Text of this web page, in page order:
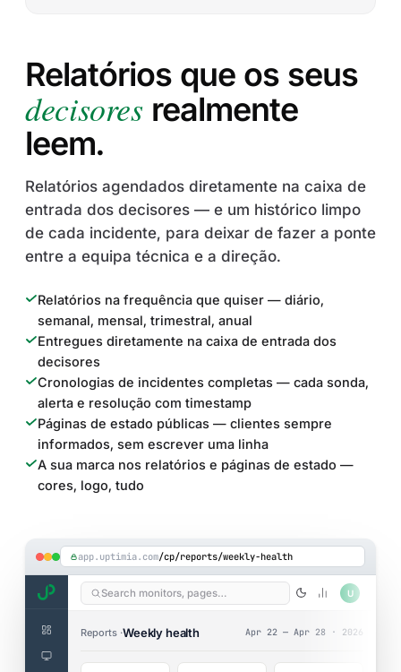
Relatórios que os seus
decisoresrealmente
leem.
Relatórios agendados diretamente na caixa de
entrada dos decisores — e um histórico limpo
de cada incidente, para deixar de fazer a ponte
entre a equipa técnica e a direção.
Relatórios na frequência que quiser — diário,
semanal, mensal, trimestral, anual
Entregues diretamente na caixa de entrada dos
decisores
Cronologias de incidentes completas — cada sonda,
alerta e resolução com timestamp
Páginas de estado públicas — clientes sempre
informados, sem escrever uma linha
A sua marca nos relatórios e páginas de estado —
cores, logo, tudo
app.uptimia.com/cp/reports/weekly-health
Search monitors, pages… U
Reports ·Weekly health Apr 22 — Apr 28 · 2026